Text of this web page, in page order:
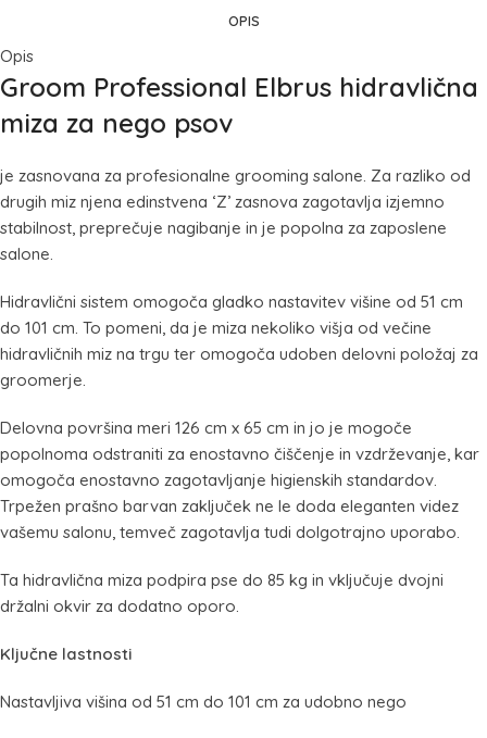
OPIS
Opis
Groom Professional Elbrus hidravlična
miza za nego psov
je zasnovana za profesionalne grooming salone. Za razliko od
drugih miz njena edinstvena ‘Z’ zasnova zagotavlja izjemno
stabilnost, preprečuje nagibanje in je popolna za zaposlene
salone.
Hidravlični sistem omogoča gladko nastavitev višine od 51 cm
do 101 cm. To pomeni, da je miza nekoliko višja od večine
hidravličnih miz na trgu ter omogoča udoben delovni položaj za
groomerje.
Delovna površina meri 126 cm x 65 cm in jo je mogoče
popolnoma odstraniti za enostavno čiščenje in vzdrževanje, kar
omogoča enostavno zagotavljanje higienskih standardov.
Trpežen prašno barvan zaključek ne le doda eleganten videz
vašemu salonu, temveč zagotavlja tudi dolgotrajno uporabo.
Ta hidravlična miza podpira pse do 85 kg in vključuje dvojni
držalni okvir za dodatno oporo.
Ključne lastnosti
Nastavljiva višina od 51 cm do 101 cm za udobno nego